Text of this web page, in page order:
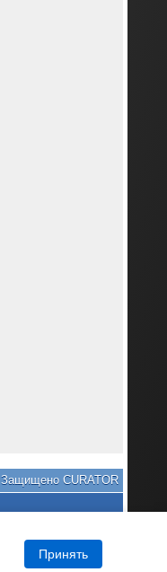
Защищено CURATOR
Принять